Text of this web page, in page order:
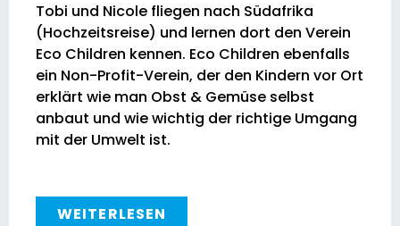
Tobi und Nicole fliegen nach Südafrika
(Hochzeitsreise) und lernen dort den Verein
Eco Children kennen. Eco Children ebenfalls
ein Non-Profit-Verein, der den Kindern vor Ort
erklärt wie man Obst & Gemüse selbst
anbaut und wie wichtig der richtige Umgang
mit der Umwelt ist.
WEITERLESEN